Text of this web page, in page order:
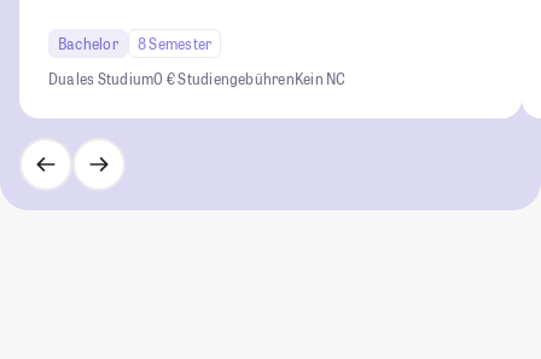
Bachelor
8 Semester
Duales Studium0 € StudiengebührenKein NC